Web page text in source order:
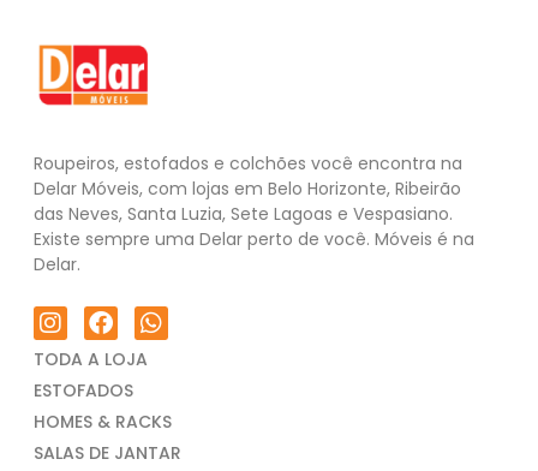
Roupeiros, estofados e colchões você encontra na
Delar Móveis, com lojas em Belo Horizonte, Ribeirão
das Neves, Santa Luzia, Sete Lagoas e Vespasiano.
Existe sempre uma Delar perto de você. Móveis é na
Delar.
TODA A LOJA
ESTOFADOS
HOMES & RACKS
SALAS DE JANTAR